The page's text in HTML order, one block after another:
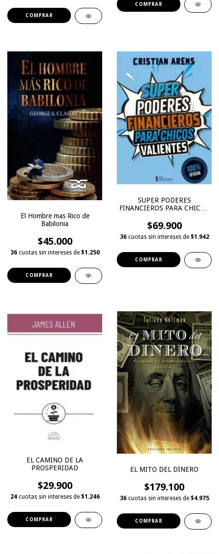
El Hombre mas Rico de
Babilonia
$45.000
36 cuotas sin intereses de $1.250
SUPER PODERES
FINANCIEROS PARA CHICOS
$69.900
36 cuotas sin intereses de $1.942
EL CAMINO DE LA
PROSPERIDAD
$29.900
24 cuotas sin intereses de $1.246
EL MITO DEL DINERO
$179.100
36 cuotas sin intereses de $4.975